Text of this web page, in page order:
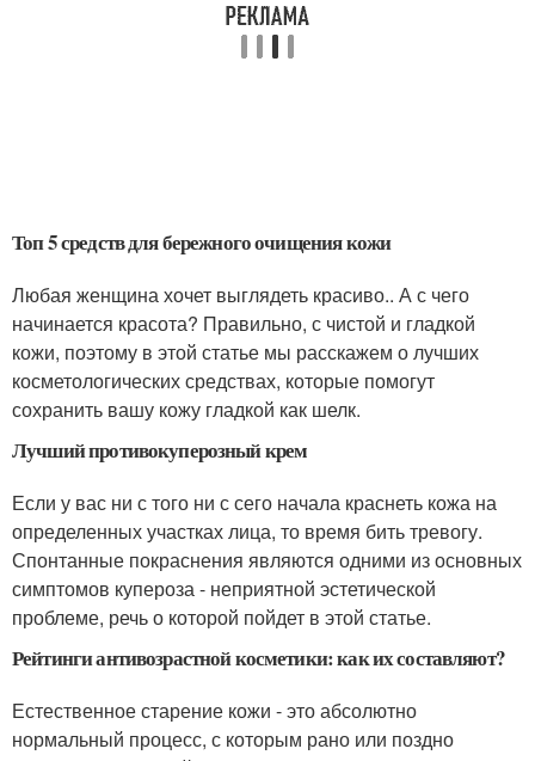
Топ 5 средств для бережного очищения кожи
Любая женщина хочет выглядеть красиво.. А с чего
начинается красота? Правильно, с чистой и гладкой
кожи, поэтому в этой статье мы расскажем о лучших
косметологических средствах, которые помогут
сохранить вашу кожу гладкой как шелк.
Лучший противокуперозный крем
Если у вас ни с того ни с сего начала краснеть кожа на
определенных участках лица, то время бить тревогу.
Спонтанные покраснения являются одними из основных
симптомов купероза - неприятной эстетической
проблеме, речь о которой пойдет в этой статье.
Рейтинги антивозрастной косметики: как их составляют?
Естественное старение кожи - это абсолютно
нормальный процесс, с которым рано или поздно